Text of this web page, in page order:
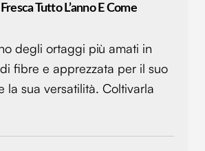
Tutto L’anno E Come
degli ortaggi più amati in
fibre e apprezzata per il suo
la sua versatilità. Coltivarla